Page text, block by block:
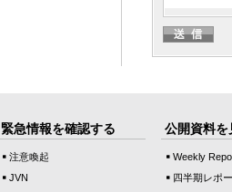
緊急情報を確認する
注意喚起
JVN
公開資料を
Weekly
四半期レポ